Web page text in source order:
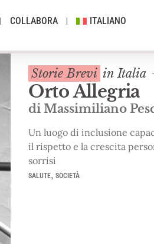
COLLABORA ITALIANO
Storie Brevi in Italia
Orto Allegria
di Massimiliano
Un luogo di inclusione
il rispetto e la crescita
sorrisi
SALUTE, SOCIETÀ